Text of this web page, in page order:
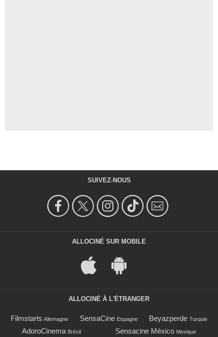
SUIVEZ-NOUS
ALLOCINÉ SUR MOBILE
ALLOCINÉ À L'ÉTRANGER
Filmstarts Allemagne SensaCine Espagne Beyazperde Turquie
AdoroCinema Brésil Sensacine México Mexique